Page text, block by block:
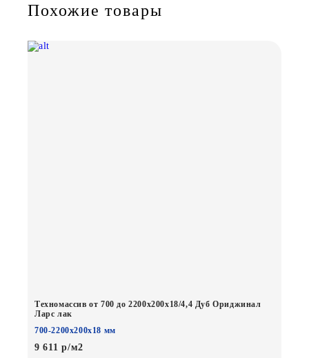
Похожие товары
Техномассив от 700 до 2200х200х18/4,4 Дуб Ориджинал
Ларс лак
700-2200х200х18 мм
9 611 р/м2